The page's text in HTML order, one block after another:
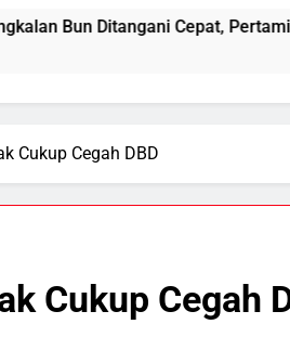
Cepat, Pertamina Pastikan
Cukup Cegah DBD
Cukup Cegah